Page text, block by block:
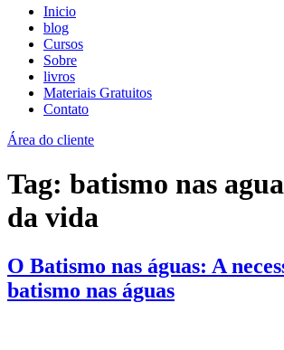
Inicio
blog
Cursos
Sobre
livros
Materiais Gratuitos
Contato
Área do cliente
Tag: batismo nas
da vida
O Batismo nas águas: A
batismo nas águas